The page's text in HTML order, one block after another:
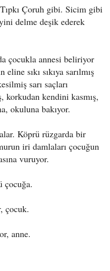
Çoruh gibi. Sicim gibi
delme deşik ederek
çocukla annesi beliriyor
sıkı sıkıya sarılmış
sarı saçları
kendini kasmış,
okuluna bakıyor.
Köprü rüzgarda bir
iri damlaları çocuğun
vuruyor.
çocuğa.
çocuk.
anne.